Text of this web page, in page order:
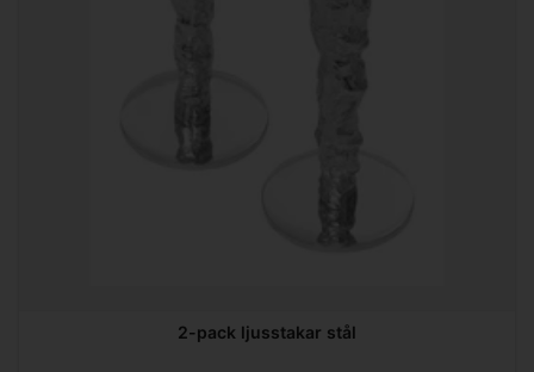
2-pack ljusstakar stål